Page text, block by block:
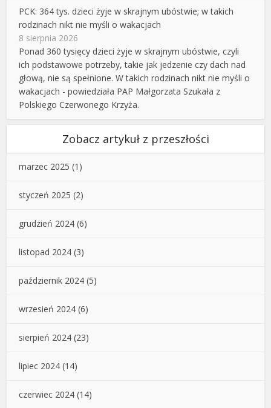
PCK: 364 tys. dzieci żyje w skrajnym ubóstwie; w takich
rodzinach nikt nie myśli o wakacjach
8 sierpnia 2026
Ponad 360 tysięcy dzieci żyje w skrajnym ubóstwie, czyli
ich podstawowe potrzeby, takie jak jedzenie czy dach nad
głową, nie są spełnione. W takich rodzinach nikt nie myśli o
wakacjach - powiedziała PAP Małgorzata Szukała z
Polskiego Czerwonego Krzyża.
Zobacz artykuł z przeszłości
marzec 2025 (1)
styczeń 2025 (2)
grudzień 2024 (6)
listopad 2024 (3)
październik 2024 (5)
wrzesień 2024 (6)
sierpień 2024 (23)
lipiec 2024 (14)
czerwiec 2024 (14)